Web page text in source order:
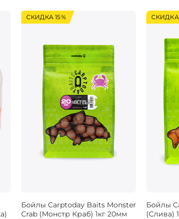
СКИДКА 15%
Бойлы Carptoday Baits Monster
Crab (Монстр Краб) 1кг 20мм
СКИДКА
Бойлы
(Слива)